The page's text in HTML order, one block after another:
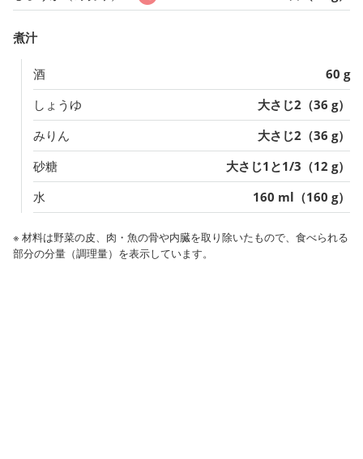
煮汁
酒
60 g
しょうゆ
大さじ2（36 g）
みりん
大さじ2（36 g）
砂糖
大さじ1と1/3（12 g）
水
160 ml（160 g）
※ 材料は野菜の皮、肉・魚の骨や内臓を取り除いたもので、食べられる
部分の分量（調理量）を表示しています。